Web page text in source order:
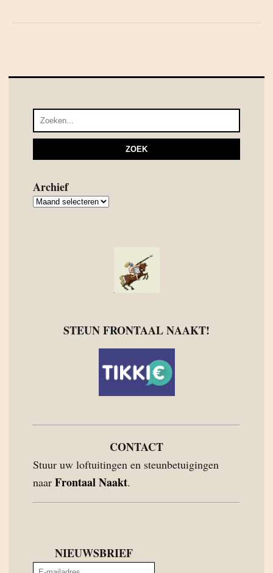
Archief
Archief
STEUN FRONTAAL NAAKT!
CONTACT
Stuur uw loftuitingen en steunbetuigingen
naar Frontaal Naakt.
NIEUWSBRIEF